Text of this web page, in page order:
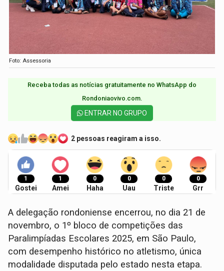
Foto: Assessoria
Receba todas as notícias gratuitamente no WhatsApp do
Rondoniaovivo.com.​
ENTRAR NO GRUPO
2 pessoas reagiram a isso.
1
Gostei
1
Amei
0
Haha
0
Uau
0
Triste
0
Grr
A delegação rondoniense encerrou, no dia 21 de
novembro, o 1º bloco de competições das
Paralimpíadas Escolares 2025, em São Paulo,
com desempenho histórico no atletismo, única
modalidade disputada pelo estado nesta etapa.